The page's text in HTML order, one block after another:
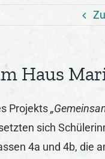
Haus
Projekts
sich
4a und 4b, die